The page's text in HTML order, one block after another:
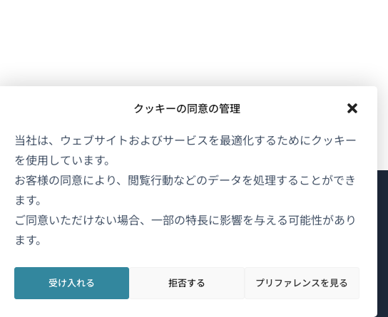
クッキーの同意の管理
当社は、ウェブサイトおよびサービスを最適化するためにクッキー
を使用しています。
お客様の同意により、閲覧行動などのデータを処理することができ
ます。
ご同意いただけない場合、一部の特長に影響を与える可能性があり
ます。
受け入れる 拒否する プリファレンスを見る
WPMLについて
し